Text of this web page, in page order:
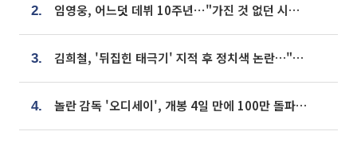
2. 임영웅, 어느덧 데뷔 10주년⋯"가진 것 없던 시절, 내 앞엔 20명의 팬뿐"
3. 김희철, '뒤집힌 태극기' 지적 후 정치색 논란…"좌우 떠나 우리나라 국기"
4. 놀란 감독 '오디세이', 개봉 4일 만에 100만 돌파⋯'왕사남' 보다 빠르다